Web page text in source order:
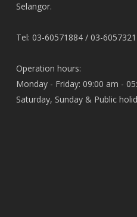
Selangor.
Tel: 03-60571884 / 03-
Operation hours:
Monday - Friday: 09:00 am -
Saturday, Sunday & Public